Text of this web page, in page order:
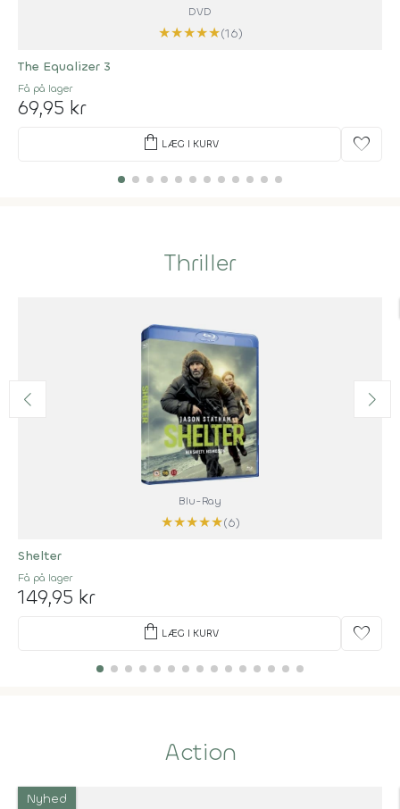
DVD
★★★★★(16)
The Equalizer 3
Få på lager
69,95 kr
shopping_bag LÆG I KURV favorite
Thriller
Blu-Ray
★★★★★(6)
Shelter
Få på lager
149,95 kr
shopping_bag LÆG I KURV favorite
Action
Nyhed